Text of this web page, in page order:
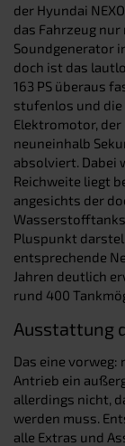
der Hyundai
das Fahrzeug
Soundgenerator
doch ist das
163 PS überaus
stufenlos und die
Elektromotor,
neuneinhalb
absolviert. Dabei
Reichweite liegt
angesichts der
Pluspunkt
entsprechende
Jahren deutlich
rund 400
Ausstattung
Das eine vorweg:
Antrieb ein
allerdings nicht,
werden muss.
alle Extras und